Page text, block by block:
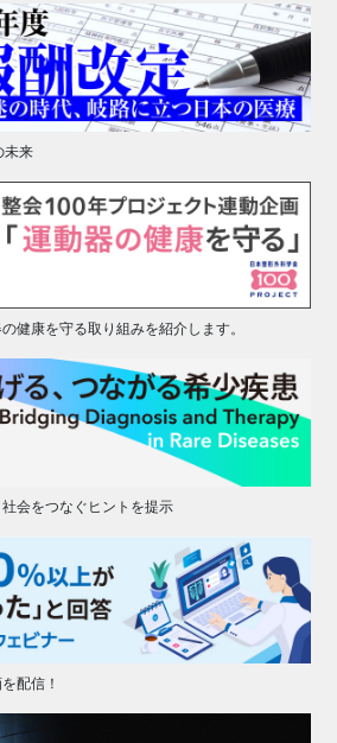
未来
健康を守る取り組みを紹介します。
会をつなぐヒントを提示
配信！